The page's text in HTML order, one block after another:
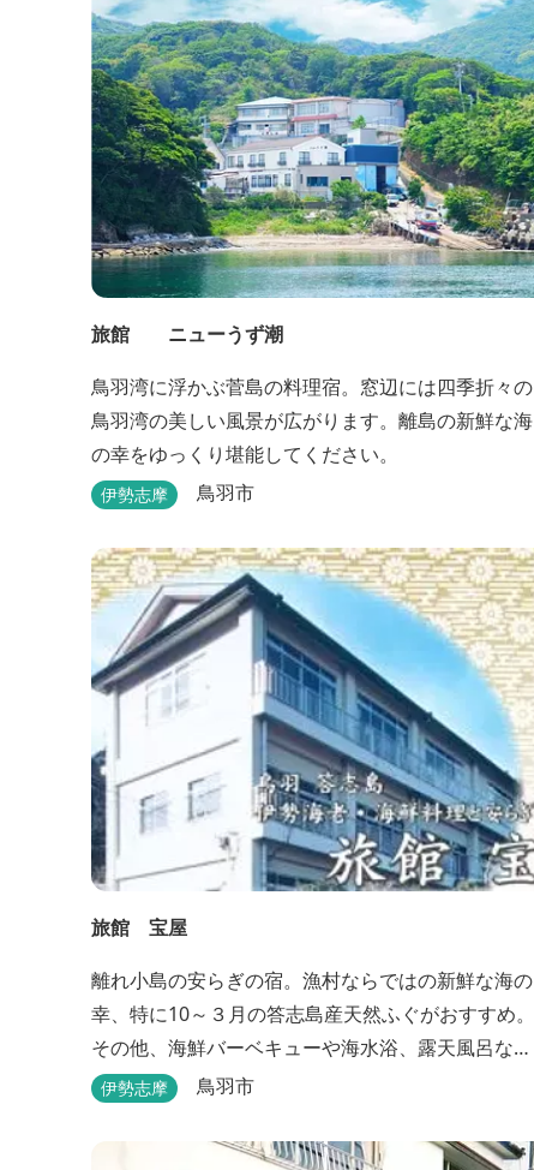
旅館 ニューうず潮
鳥羽湾に浮かぶ菅島の料理宿。窓辺には四季折々の
鳥羽湾の美しい風景が広がります。離島の新鮮な海
の幸をゆっくり堪能してください。
伊勢志摩 鳥羽市
旅館 宝屋
離れ小島の安らぎの宿。漁村ならではの新鮮な海の
幸、特に10～３月の答志島産天然ふぐがおすすめ。
その他、海鮮バーベキューや海水浴、露天風呂な
ど。
伊勢志摩 鳥羽市